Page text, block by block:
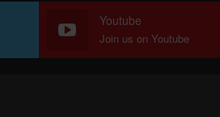
Youtube
Join us on Youtube